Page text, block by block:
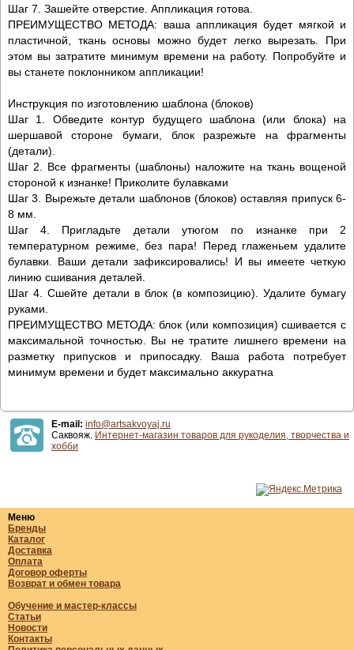
Шаг 7. Зашейте отверстие. Аппликация готова.
ПРЕИМУЩЕСТВО МЕТОДА: ваша аппликация будет мягкой и
пластичной, ткань основы можно будет легко вырезать. При
этом вы затратите минимум времени на работу. Попробуйте и
вы станете поклонником аппликации!
Инструкция по изготовлению шаблона (блоков)
Шаг 1. Обведите контур будущего шаблона (или блока) на
шершавой стороне бумаги, блок разрежьте на фрагменты
(детали).
Шаг 2. Все фрагменты (шаблоны) наложите на ткань вощеной
стороной к изнанке! Приколите булавками
Шаг 3. Вырежьте детали шаблонов (блоков) оставляя припуск 6-
8 мм.
Шаг 4. Пригладьте детали утюгом по изнанке при 2
температурном режиме, без пара! Перед глаженьем удалите
булавки. Ваши детали зафиксировались! И вы имеете четкую
линию сшивания деталей.
Шаг 4. Сшейте детали в блок (в композицию). Удалите бумагу
руками.
ПРЕИМУЩЕСТВО МЕТОДА: блок (или композиция) сшивается с
максимальной точностью. Вы не тратите лишнего времени на
разметку припусков и припосадку. Ваша работа потребует
минимум времени и будет максимально аккуратна
E-mail: info@artsakvoyaj.ru
Саквояж. Интернет-магазин товаров для рукоделия, творчества и
хобби
Меню
Бренды
Каталог
Доставка
Оплата
Договор оферты
Возврат и обмен товара
Обучение и мастер-классы
Статьи
Новости
Контакты